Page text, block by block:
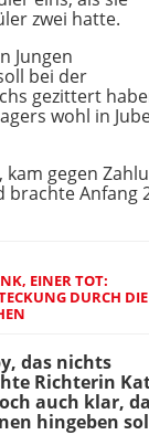
zwei hatte.
Jungen
bei der
gezittert
wohl in
kam gegen
Anfang
EINER TOT:
DURCH
das nichts
Richterin
auch klar,
hingeben